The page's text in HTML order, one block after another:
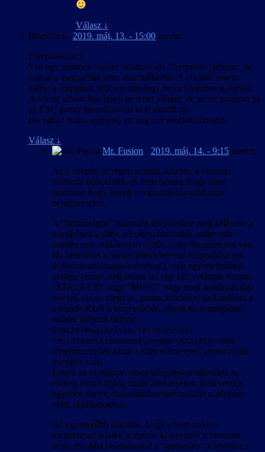
Válasz ↓
Blackbird - 2019. máj. 13. - 15:00 szerint:
Üdvözletem!:)
Van egy steames Stalker Shadow Of Chernobyl játékom, de
sajnos a magyarítás nem akar működni. A telepítő sosem
találja a mappáját, teljesen mindegy hova telepítem a játékot.
A fekete táblán írja, hogy be lehet állítani, de az én tudásom itt
az ESC gomb használatával ki is merült:)))
Ha valaki tudna segíteni, azt nagyon megköszönném.
Válasz ↓
Mr. Fusion - 2019. máj. 14. - 9:15 szerint:
Az a telepítő jó régen készült, közben a Steamet
többször buherálták, és nem tudom, hogy most
pontosan hogy kezeli a regisztrációs adatbázis
bejegyzéseket.
A “biztonságos” manuális telepítéshez meg kell adni a
telepítőnek a játék telepítési útvonalát, amire már
szintén nem emlékszem fejből, hogy Steamen hol van.
Ha belenézel a Steam játékkönyvtár-mappájába (pl.
d:\Steam\steamapps\common\), elég egyértelműnek
kellene lennie, kell lennie ott egy könyvtárnak valami
“STALKER” vagy “SHOC” vagy ezek kombinációja
névvel. Ha ez megvan, parancssorból el kell indítani a
telepítőt abból a könyvtárból, ahova kicsomagoltad,
valami ilyesmit beírva:
STALKERMagyaritas-Telepito.bat
"d:\Steam\steamapps\common\STALKER-SHOC"
(értelemszerűen azzal a könyvtárnévvel, ahova nálad
telepítve van)
Ennek az az előnye, hogy telepítéskor ellenőrzi az
esetleg létező fájlok miatti ütközéseket, játékverziót,
egyebet, illetve eltávolításkor helyreállítja a telepítés
előtti fájlállapotokat.
Az egyszerűbb telepítés, hogy a fenti módon
megkeresed a játék telepítési könyvtárát a Steamen
belül, és abba belemásolod a “gamedata” könyvtárt a